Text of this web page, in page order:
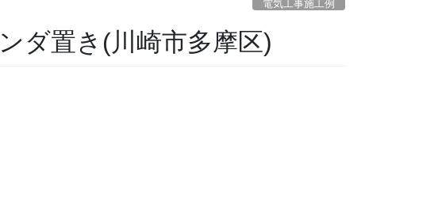
電気工事施工例
ダ置き(川崎市多摩区)